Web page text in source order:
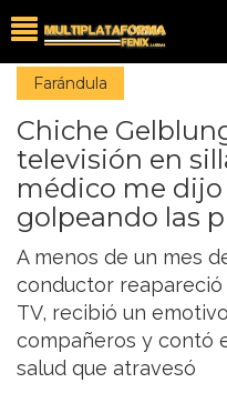
Farándula
Chiche
televisión en
médico me
golpeando las
A menos de un mes
conductor reapareció
TV, recibió un
compañeros y contó
salud que atravesó